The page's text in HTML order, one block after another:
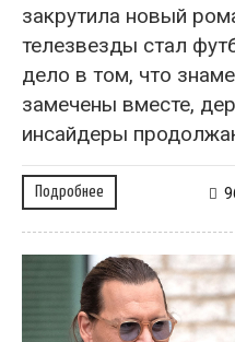
закрутила новый
телезвезды стал
дело в том, что
замечены вместе,
инсайдеры
Подробнее